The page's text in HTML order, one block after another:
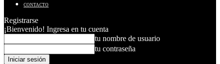
CONTACTO
Registrarse
¡Bienvenido! Ingresa en tu cuenta
tu nombre de usuario
tu contraseña